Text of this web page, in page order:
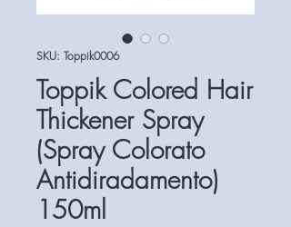
SKU: Toppik0006
Toppik Colored Hair
Thickener Spray
(Spray Colorato
Antidiradamento)
150ml